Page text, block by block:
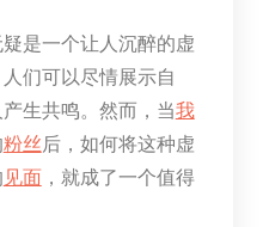
是一个让人沉醉的虚
们可以尽情展示自
生共鸣。然而，当我
粉丝后，如何将这种虚
见面，就成了一个值得